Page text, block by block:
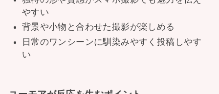
やすい
背景や小物と合わせた撮影が楽しめる
日常のワンシーンに馴染みやすく投稿しやす
い